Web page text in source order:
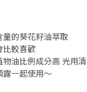
的葵花籽油萃取
比較喜歡
油比例成分高 光用
一起使用～